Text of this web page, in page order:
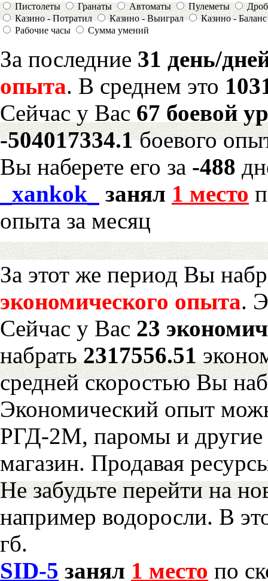
Пистолеты
Гранаты Автоматы Пулеметы
Казино - Потратил
Казино - Выиграл
Казино - Баланс
Рабочие часы
Сумма умений
За последние 31 день/
опыта. В среднем это
Сейчас у Вас 67 боевой
-504017334.1боевого
Вы наберете его за -488
_xankok_
занял 1 место
опыта за месяц
За этот же период Вы
экономического опыта.
Сейчас у Вас 23
набрать2317556.51
средней скоростью Вы
Экономический опыт
РГД-2М, паромы и другие
магазин. Продавая
Не забудьте перейти на
например водоросли. В
гб.
SID-5 занял 1 место по